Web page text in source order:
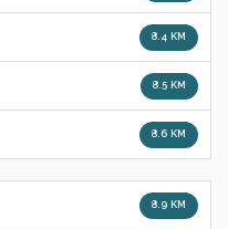
8.4 KM
8.5 KM
8.6 KM
8.9 KM